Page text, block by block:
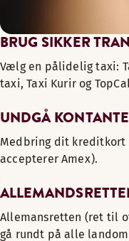
BRUG SIKKER
Vælg en pålidelig taxi:
taxi, Taxi Kurir og
UNDGÅ
Medbring dit kreditkort
accepterer Amex).
Allemansretten (ret til
gå rundt på alle